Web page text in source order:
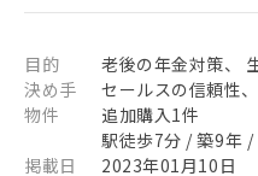
目的
老後の年金対策、
決め手
セールスの信頼性
物件
追加購入1件
駅徒歩7分 / 築9年
掲載日
2023年01月10日